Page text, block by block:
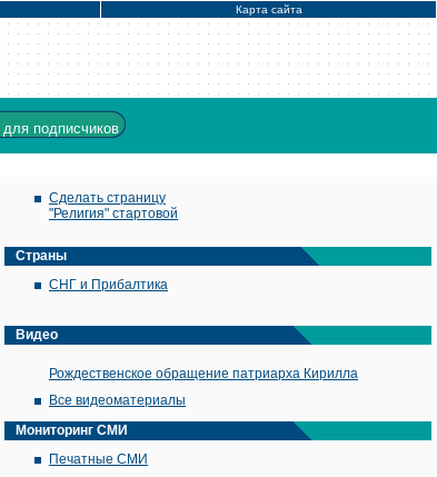
Карта сайта
для подписчиков
Сделать страницу
"Религия" стартовой
Страны
СНГ и Прибалтика
Видео
Рождественское обращение патриарха Кирилла
Все видеоматериалы
Мониторинг СМИ
Печатные СМИ